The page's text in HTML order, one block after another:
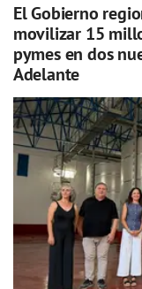
El Gobierno
movilizar 15
pymes en dos
Adelante